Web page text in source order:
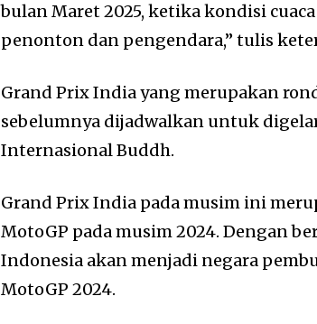
bulan Maret 2025, ketika kondisi
penonton dan pengendara,” tulis
Grand Prix India yang merupakan
sebelumnya dijadwalkan untuk
Internasional Buddh.
Grand Prix India pada musim ini
MotoGP pada musim 2024. Dengan
Indonesia akan menjadi negara
MotoGP 2024.